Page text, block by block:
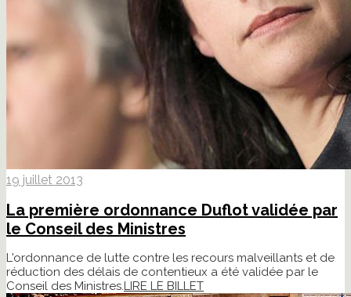
19 juillet 2013
La première ordonnance Duflot validée par
le Conseil des Ministres
L'ordonnance de lutte contre les recours malveillants et de
réduction des délais de contentieux a été validée par le
Conseil des Ministres.LIRE LE BILLET